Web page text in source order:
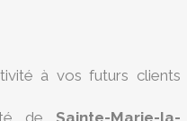
à vos futurs clients
de Sainte-Marie-la-